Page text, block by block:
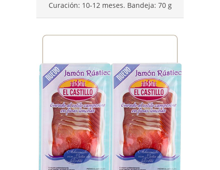
Curación: 10-12 meses. Bandeja: 70 g